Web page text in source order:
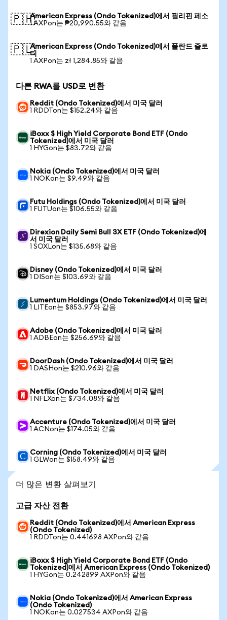
🇵🇭American Express (Ondo Tokenized)에서 필리핀 페소
1 AXPon는 ₱20,990.55와 같음
🇵🇱American Express (Ondo Tokenized)에서 폴란드 즐로
티
1 AXPon는 zł 1,284.85와 같음
다른 RWA를 USD로 변환
Reddit (Ondo Tokenized)에서 미국 달러
1 RDDTon는 $152.24와 같음
iBoxx $ High Yield Corporate Bond ETF (Ondo
Tokenized)에서 미국 달러
1 HYGon는 $83.72와 같음
Nokia (Ondo Tokenized)에서 미국 달러
1 NOKon는 $9.49와 같음
Futu Holdings (Ondo Tokenized)에서 미국 달러
1 FUTUon는 $106.55와 같음
Direxion Daily Semi Bull 3X ETF (Ondo Tokenized)에
서 미국 달러
1 SOXLon는 $135.68와 같음
Disney (Ondo Tokenized)에서 미국 달러
1 DISon는 $103.69와 같음
Lumentum Holdings (Ondo Tokenized)에서 미국 달러
1 LITEon는 $853.97와 같음
Adobe (Ondo Tokenized)에서 미국 달러
1 ADBEon는 $256.69와 같음
DoorDash (Ondo Tokenized)에서 미국 달러
1 DASHon는 $210.96와 같음
Netflix (Ondo Tokenized)에서 미국 달러
1 NFLXon는 $734.08와 같음
Accenture (Ondo Tokenized)에서 미국 달러
1 ACNon는 $174.05와 같음
Corning (Ondo Tokenized)에서 미국 달러
1 GLWon는 $158.49와 같음
더 많은 변환 살펴보기
고급 자산 전환
Reddit (Ondo Tokenized)에서 American Express
(Ondo Tokenized)
1 RDDTon는 0.441698 AXPon와 같음
iBoxx $ High Yield Corporate Bond ETF (Ondo
Tokenized)에서 American Express (Ondo Tokenized)
1 HYGon는 0.242899 AXPon와 같음
Nokia (Ondo Tokenized)에서 American Express
(Ondo Tokenized)
1 NOKon는 0.027534 AXPon와 같음